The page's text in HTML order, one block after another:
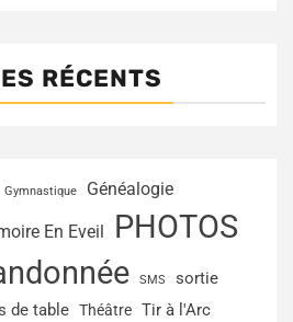
RÉCENTS
Gymnastique Généalogie
En Eveil PHOTOS
SMS sortie
de table Théâtre Tir à l'Arc